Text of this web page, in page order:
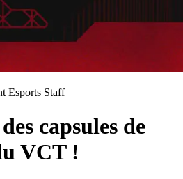
Esports Staff
capsules de
VCT !